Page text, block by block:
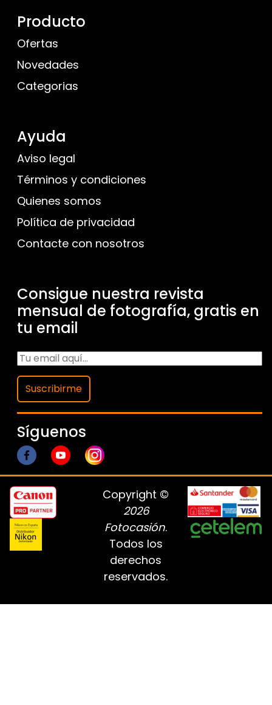
Producto
Ofertas
Novedades
Categorias
Ayuda
Aviso legal
Términos y condiciones
Quienes somos
Política de privacidad
Contacte con nosotros
Consigue nuestra revista
mensual de fotografía, gratis en
tu email
Suscribirme
Síguenos
Copyright ©
2026
Fotocasión.
Todos los
derechos
reservados.